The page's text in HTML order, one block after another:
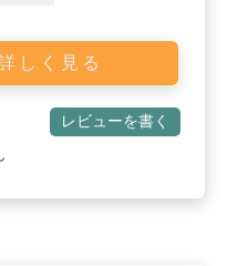
しく見る
レビューを書く